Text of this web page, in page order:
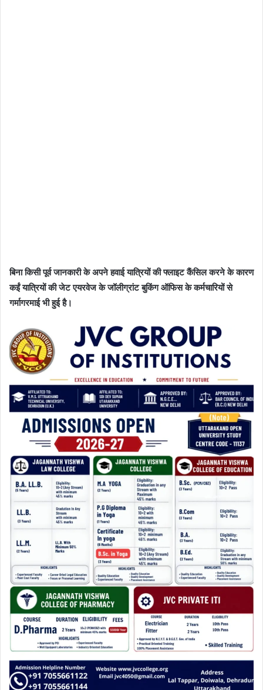
बिना किसी पूर्व जानकारी के अपने हवाई यात्रियों की फ्लाइट कैंसिल करने के कारण
कईं यात्रियों की जेट एयरवेज के जॉलीग्रांट बुकिंग ऑफिस के कर्मचारियों से
गर्मागरमाई भी हुई है।